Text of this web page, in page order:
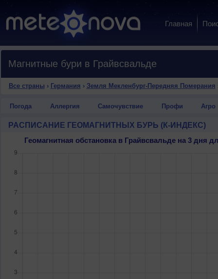
Главная
Магнитные бури в Грайвсвальде
Все страны › Германия › Земля Мекленбург-Передняя Померания
Погода Аллергия Самочувствие Профи Агро
РАСПИСАНИЕ ГЕОМАГНИТНЫХ БУРЬ (К-ИНДЕКС)
Геомагнитная обстановка в Грайвсвальде на 3 дня